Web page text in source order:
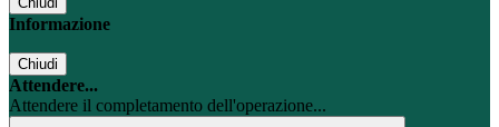
Informazione
Chiudi
Attendere...
Attendere il completamento dell'operazione...